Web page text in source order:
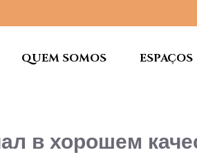
QUEM SOMOS ESPAÇOS
в хорошем